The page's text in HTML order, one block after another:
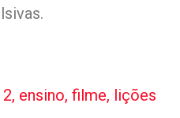
, ensino, filme, lições